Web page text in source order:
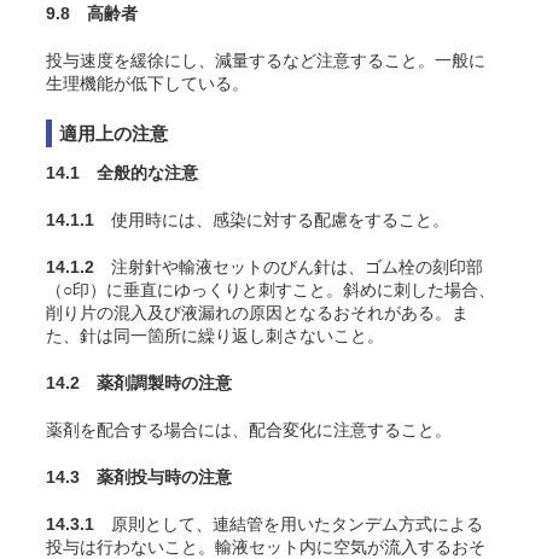
9.8 高齢者
投与速度を緩徐にし、減量するなど注意すること。一般に
生理機能が低下している。
適用上の注意
14.1 全般的な注意
14.1.1 使用時には、感染に対する配慮をすること。
14.1.2 注射針や輸液セットのびん針は、ゴム栓の刻印部
（○印）に垂直にゆっくりと刺すこと。斜めに刺した場合、
削り片の混入及び液漏れの原因となるおそれがある。ま
た、針は同一箇所に繰り返し刺さないこと。
14.2 薬剤調製時の注意
薬剤を配合する場合には、配合変化に注意すること。
14.3 薬剤投与時の注意
14.3.1 原則として、連結管を用いたタンデム方式による
投与は行わないこと。輸液セット内に空気が流入するおそ